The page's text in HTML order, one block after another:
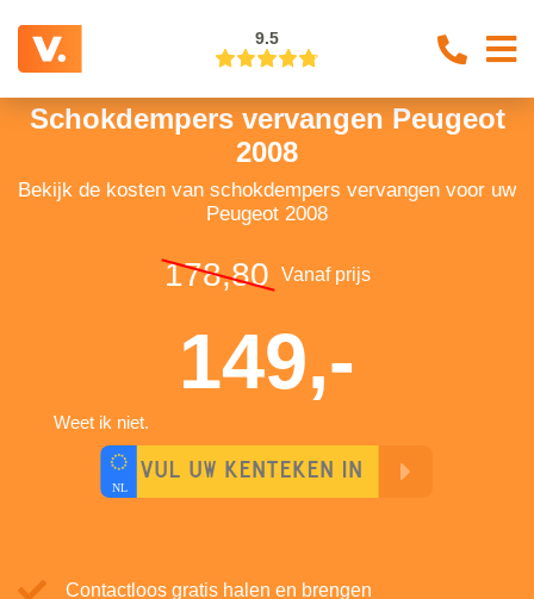
9.5
Schokdempers vervangen Peugeot
2008
Bekijk de kosten van schokdempers vervangen voor uw
Peugeot 2008
178,80 Vanaf prijs
149,-
Weet ik niet.
Contactloos gratis halen en brengen